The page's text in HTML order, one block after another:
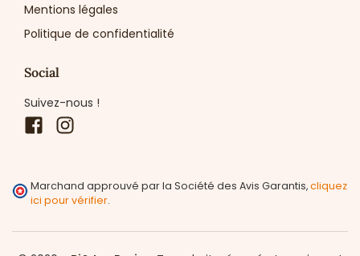
Mentions légales
Politique de confidentialité
Social
Suivez-nous !
Facebook
Marchand approuvé par la Société des Avis Garantis,cliquez
ici pour vérifier.